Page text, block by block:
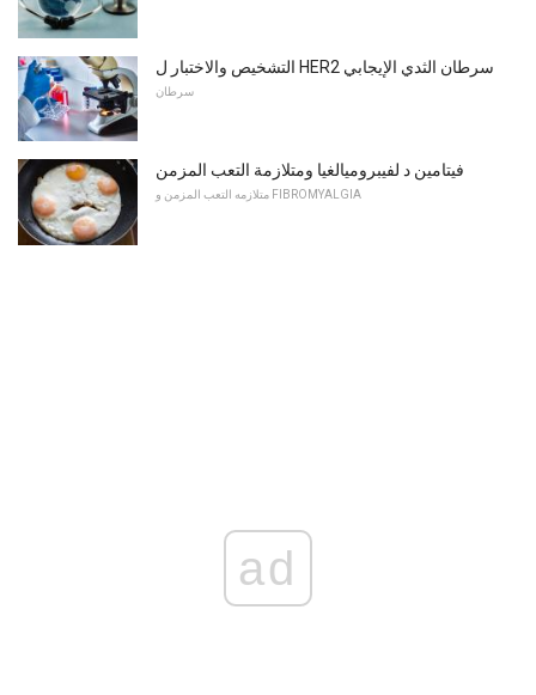
التشخيص والاختبار ل HER2 سرطان الثدي الإيجابي
سرطان
فيتامين د لفيبروميالغيا ومتلازمة التعب المزمن
متلازمه التعب المزمن و FIBROMYALGIA
ad